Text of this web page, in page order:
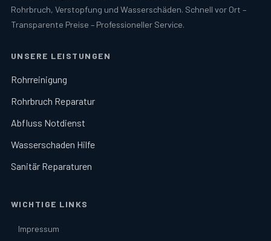
Rohrbruch, Verstopfung und Wasserschäden. Schnell vor Ort –
Transparente Preise – Professioneller Service.
UNSERE LEISTUNGEN
Rohrreinigung
Rohrbruch Reparatur
Abfluss Notdienst
Wasserschaden Hilfe
Sanitär Reparaturen
WICHTIGE LINKS
Impressum